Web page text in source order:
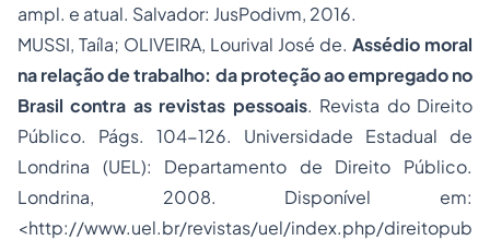
ampl. e atual. Salvador: JusPodivm, 2016.
MUSSI, Taíla; OLIVEIRA, Lourival José de. Assédio moral
na relação de trabalho: da proteção ao empregado no
Brasil contra as revistas pessoais. Revista do Direito
Público. Págs. 104-126. Universidade Estadual de
Londrina (UEL): Departamento de Direito Público.
Londrina, 2008. Disponível em:
<http://www.uel.br/revistas/uel/index.php/direitopub